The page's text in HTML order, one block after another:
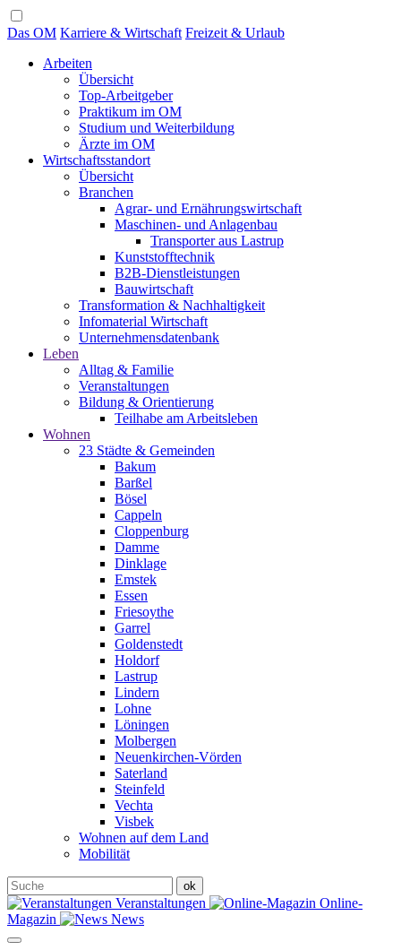
Das OM Karriere & Wirtschaft Freizeit & Urlaub
Arbeiten
Übersicht
Top-Arbeitgeber
Praktikum im OM
Studium und Weiterbildung
Ärzte im OM
Wirtschaftsstandort
Übersicht
Branchen
Agrar- und Ernährungswirtschaft
Maschinen- und Anlagenbau
Transporter aus Lastrup
Kunststofftechnik
B2B-Dienstleistungen
Bauwirtschaft
Transformation & Nachhaltigkeit
Infomaterial Wirtschaft
Unternehmensdatenbank
Leben
Alltag & Familie
Veranstaltungen
Bildung & Orientierung
Teilhabe am Arbeitsleben
Wohnen
23 Städte & Gemeinden
Bakum
Barßel
Bösel
Cappeln
Cloppenburg
Damme
Dinklage
Emstek
Essen
Friesoythe
Garrel
Goldenstedt
Holdorf
Lastrup
Lindern
Lohne
Löningen
Molbergen
Neuenkirchen-Vörden
Saterland
Steinfeld
Vechta
Visbek
Wohnen auf dem Land
Mobilität
Veranstaltungen
Online-
Magazin
News